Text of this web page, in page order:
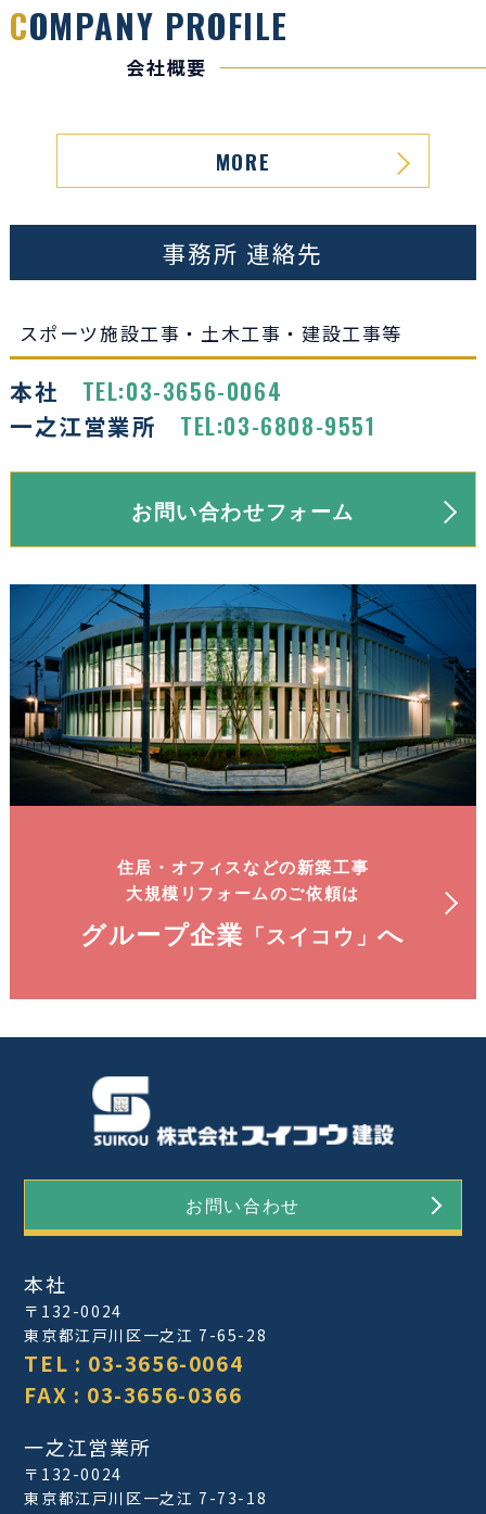
COMPANY PROFILE
会社概要
MORE
お問い合わせフォーム
事務所 連絡先
スポーツ施設工事・土木工事・建設工事等
本社 TEL:03-3656-0064
一之江営業所 TEL:03-6808-9551
住居・オフィスなどの新築工事
大規模リフォームのご依頼は
グループ企業 「スイコウ」へ
お問い合わせ
本社
〒132-0024
東京都江戸川区一之江 7-65-28
TEL : 03-3656-0064
FAX : 03-3656-0366
一之江営業所
〒132-0024
東京都江戸川区一之江 7-73-18